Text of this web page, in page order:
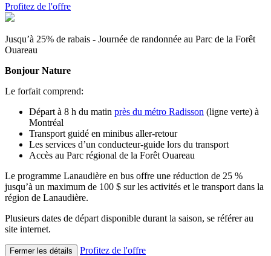
Profitez de l'offre
Jusqu’à 25% de rabais - Journée de randonnée au Parc de la Forêt
Ouareau
Bonjour Nature
Le forfait comprend:
Départ à 8 h du matin près du métro Radisson (ligne verte) à
Montréal
Transport guidé en minibus aller-retour
Les services d’un conducteur-guide lors du transport
Accès au Parc régional de la Forêt Ouareau
Le programme Lanaudière en bus offre une réduction de 25 %
jusqu’à un maximum de 100 $ sur les activités et le transport dans la
région de Lanaudière.
Plusieurs dates de départ disponible durant la saison, se référer au
site internet.
Fermer les détails Profitez de l'offre